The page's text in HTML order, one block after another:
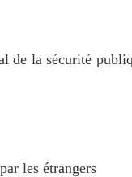
de la sécurité
les étrangers